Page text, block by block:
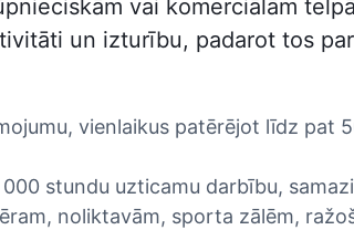
vai komerciālām
un izturību, padarot tos
vienlaikus patērējot līdz pat
stundu uzticamu darbību,
noliktavām, sporta zālēm,